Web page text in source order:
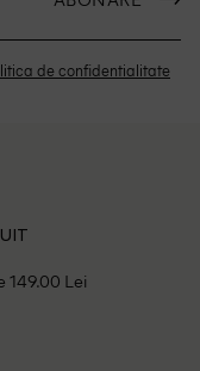
de confidentialitate
149.00 Lei